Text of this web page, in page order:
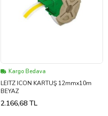
Kargo Bedava
LEITZ ICON KARTUŞ 12mmx10m
BEYAZ
2.166,68 TL